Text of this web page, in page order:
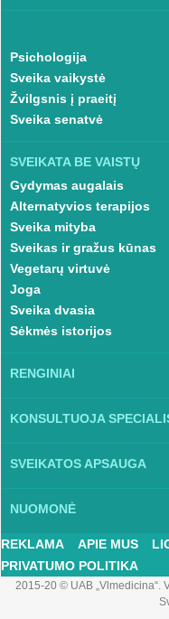
Psichologija
Sveika vaikystė
Žvilgsnis į praeitį
Sveika senatvė
SVEIKATA BE VAISTŲ
Gydymas augalais
Alternatyvios terapijos
Sveika mityba
Sveikas ir gražus kūnas
Vegetarų virtuvė
Joga
Sveika dvasia
Sėkmės istorijos
RENGINIAI
KONSULTUOJA
SVEIKATOS APSAUGA
NUOMONĖ
REKLAMA APIE MUS
PRIVATUMO POLITIKA
2015-20 © UAB „Vlmedicina“.